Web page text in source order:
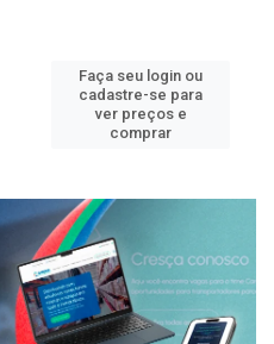
Faça seu login ou
cadastre-se para
ver preços e
comprar